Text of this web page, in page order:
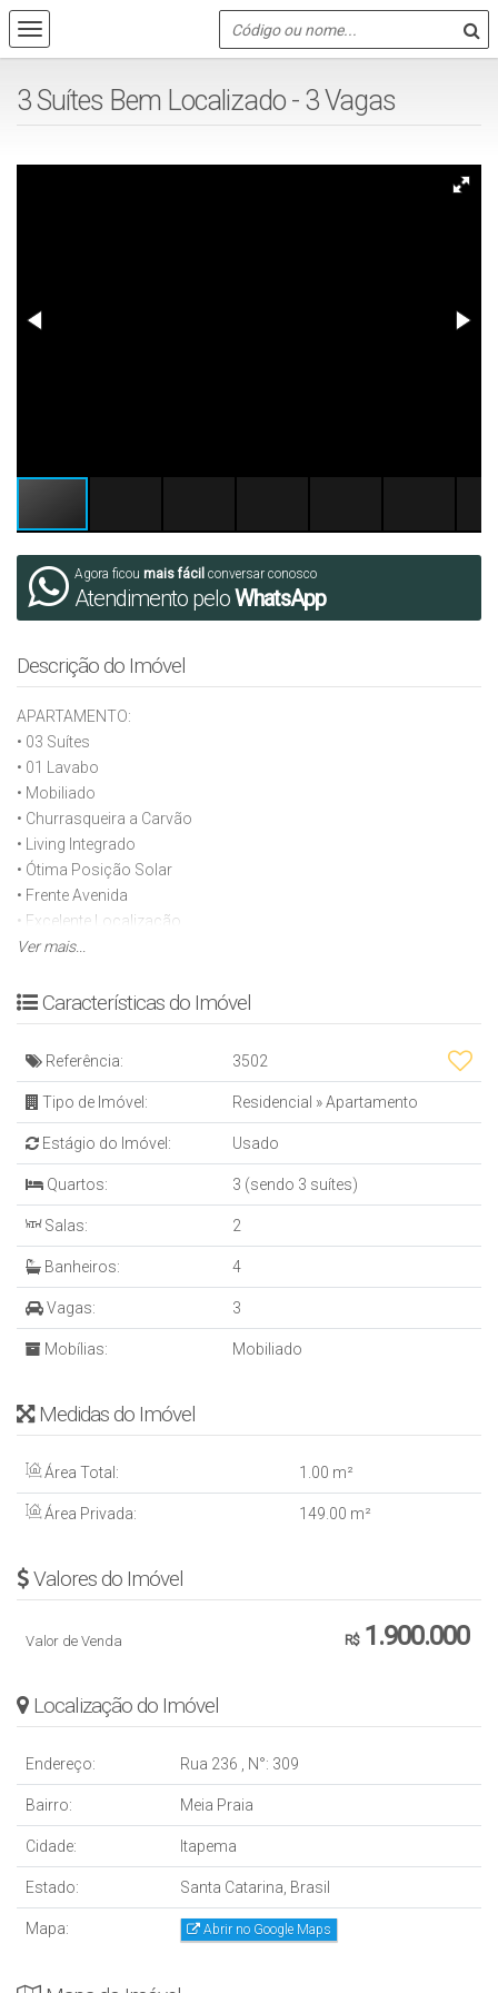
3 Suítes Bem Localizado - 3 Vagas
Agora ficou mais fácil conversar conosco
Atendimento peloWhatsApp
Descrição do Imóvel
APARTAMENTO:
• 03 Suítes
• 01 Lavabo
• Mobiliado
• Churrasqueira a Carvão
• Living Integrado
• Ótima Posição Solar
• Frente Avenida
• Excelente Localização
• 03 Vagas de Garagem
EMPREENDIMENTO:
• Piscina Adulto e Infantil
• Salão de Festas
• Sala de Jogos
• Academia
• Cinema
R$ 1.900.000,00
Parcela saldo em até 4 X
Ver mais...
Características do Imóvel
Referência: 3502
Tipo de Imóvel: Residencial »Apartamento
Estágio do Imóvel: Usado
Quartos: 3 (sendo 3 suítes)
Salas: 2
Banheiros: 4
Vagas: 3
Mobílias: Mobiliado
Medidas do Imóvel
Área Total: 1 .00 m²
Área Privada: 149 .00 m²
Valores do Imóvel
R$1.900.000
Valor de Venda
Localização do Imóvel
Endereço: Rua 236 N°: 309
Bairro: Meia Praia
Cidade: Itapema
Estado: Santa Catarina, Brasil
Mapa: Abrir no Google Maps